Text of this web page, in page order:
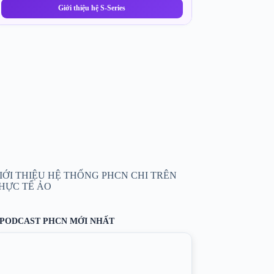
Giới thiệu hệ S-Series
THIỆU HỆ THỐNG PHCN CHI TRÊN
TẾ ẢO
PODCAST PHCN MỚI NHẤT